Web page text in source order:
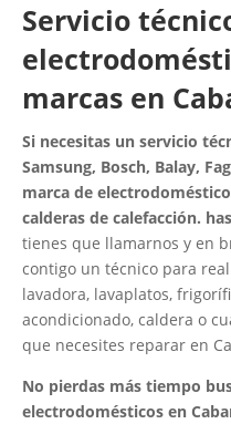
Servicio
marcas en
Si necesitas un servicio
Samsung, Bosch, Balay,
marca de
calderas de calefacción.
tienes que llamarnos y en
contigo un técnico para
lavadora, lavaplatos,
acondicionado, caldera o
que necesites reparar en
No pierdas más tiempo
electrodomésticos en